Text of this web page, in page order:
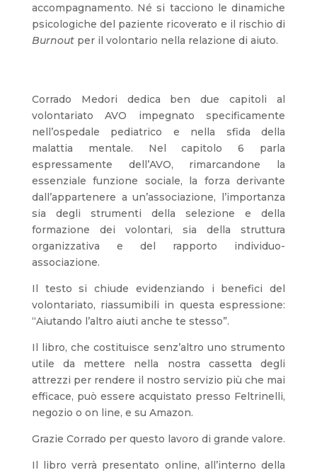
accompagnamento. Né si tacciono le dinamiche
psicologiche del paziente ricoverato e il rischio di
Burnoutper il volontario nella relazione di aiuto.
Corrado Medori dedica ben due capitoli al
volontariato AVO impegnato specificamente
nell’ospedale pediatrico e nella sfida della
malattia mentale. Nel capitolo 6 parla
espressamente dell’AVO, rimarcandone la
essenziale funzione sociale, la forza derivante
dall’appartenere a un’associazione, l’importanza
sia degli strumenti della selezione e della
formazione dei volontari, sia della struttura
organizzativa e del rapporto individuo-
associazione.
Il testo si chiude evidenziando i benefici del
volontariato, riassumibili in questa espressione:
“Aiutando l’altro aiuti anche te stesso”.
Il libro, che costituisce senz’altro uno strumento
utile da mettere nella nostra cassetta degli
attrezzi per rendere il nostro servizio più che mai
efficace, può essere acquistato presso Feltrinelli,
negozio o on line, e su Amazon.
Grazie Corrado per questo lavoro di grande valore.
Il libro verrà presentato online, all’interno della